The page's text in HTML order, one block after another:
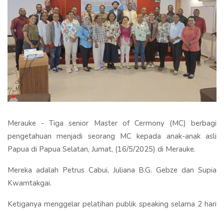
Merauke - Tiga senior Master of Cermony (MC) berbagi
pengetahuan menjadi seorang MC kepada anak-anak asli
Papua di Papua Selatan, Jumat, (16/5/2025) di Merauke.
Mereka adalah Petrus Cabui, Juliana B.G. Gebze dan Supia
Kwamtakgai.
Ketiganya menggelar pelatihan publik speaking selama 2 hari